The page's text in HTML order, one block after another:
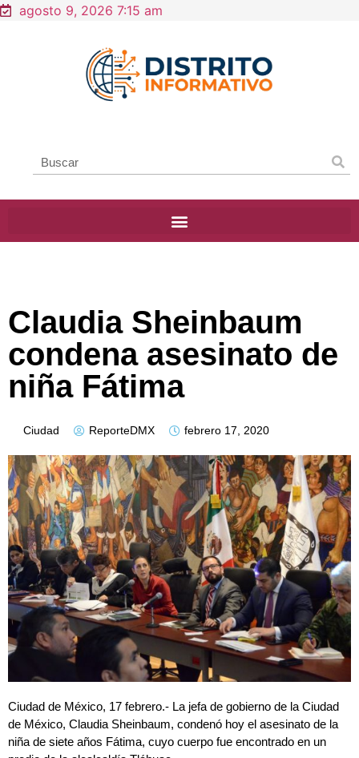
agosto 9, 2026 7:15 am
Claudia Sheinbaum
condena asesinato de
niña Fátima
Ciudad ReporteDMX febrero 17, 2020
Ciudad de México, 17 febrero.- La jefa de gobierno de la Ciudad
de México, Claudia Sheinbaum, condenó hoy el asesinato de la
niña de siete años Fátima, cuyo cuerpo fue encontrado en un